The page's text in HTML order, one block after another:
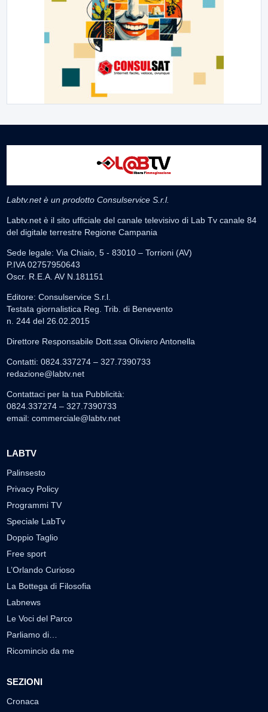
Labtv.net è un prodotto Consulservice S.r.l.
Labtv.net è il sito ufficiale del canale televisivo di Lab Tv canale 84
del digitale terrestre Regione Campania
Sede legale: Via Chiaio, 5 - 83010 – Torrioni (AV)
P.IVA 02757950643
Oscr. R.E.A. AV N.181151
Editore: Consulservice S.r.l.
Testata giornalistica Reg. Trib. di Benevento
n. 244 del 26.02.2015
Direttore Responsabile Dott.ssa Oliviero Antonella
Contatti: 0824.337274 – 327.7390733
redazione@labtv.net
Contattaci per la tua Pubblicità:
0824.337274 – 327.7390733
email: commerciale@labtv.net
LABTV
Palinsesto
Privacy Policy
Programmi TV
Speciale LabTv
Doppio Taglio
Free sport
L’Orlando Curioso
La Bottega di Filosofia
Labnews
Le Voci del Parco
Parliamo di…
Ricomincio da me
SEZIONI
Cronaca